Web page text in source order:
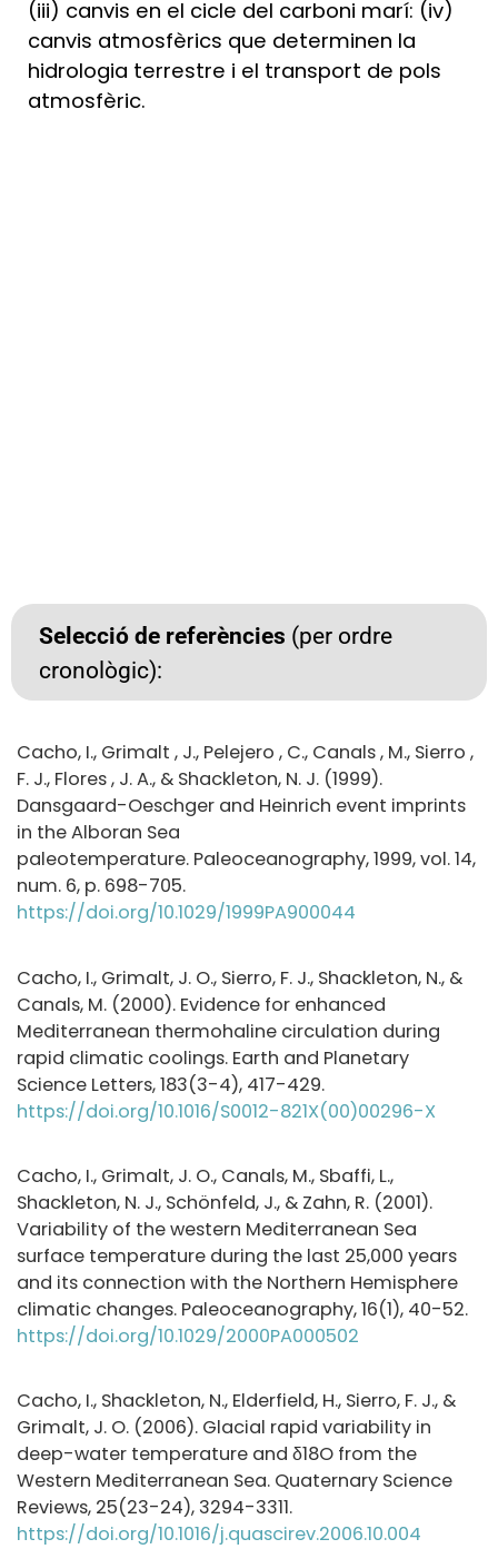
(iii) canvis en el cicle del carboni marí: (iv)
canvis atmosfèrics que determinen la
hidrologia terrestre i el transport de pols
atmosfèric.
Selecció de referències (per ordre
cronològic):
Cacho, I., Grimalt , J., Pelejero , C., Canals , M., Sierro ,
F. J., Flores , J. A., & Shackleton, N. J. (1999).
Dansgaard-Oeschger and Heinrich event imprints
in the Alboran Sea
paleotemperature. Paleoceanography, 1999, vol. 14,
num. 6, p. 698-705.
https://doi.org/10.1029/1999PA900044
Cacho, I., Grimalt, J. O., Sierro, F. J., Shackleton, N., &
Canals, M. (2000). Evidence for enhanced
Mediterranean thermohaline circulation during
rapid climatic coolings. Earth and Planetary
Science Letters, 183(3-4), 417-429.
https://doi.org/10.1016/S0012-821X(00)00296-X
Cacho, I., Grimalt, J. O., Canals, M., Sbaffi, L.,
Shackleton, N. J., Schönfeld, J., & Zahn, R. (2001).
Variability of the western Mediterranean Sea
surface temperature during the last 25,000 years
and its connection with the Northern Hemisphere
climatic changes. Paleoceanography, 16(1), 40-52.
https://doi.org/10.1029/2000PA000502
Cacho, I., Shackleton, N., Elderfield, H., Sierro, F. J., &
Grimalt, J. O. (2006). Glacial rapid variability in
deep-water temperature and δ18O from the
Western Mediterranean Sea. Quaternary Science
Reviews, 25(23-24), 3294-3311.
https://doi.org/10.1016/j.quascirev.2006.10.004